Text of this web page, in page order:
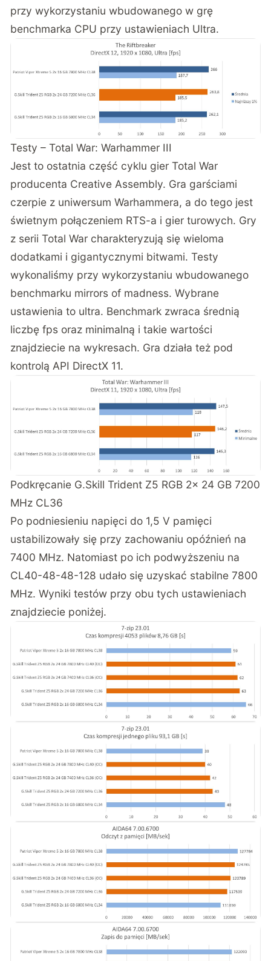
przy wykorzystaniu wbudowanego w grę
benchmarka CPU przy ustawieniach Ultra.
Testy – Total War: Warhammer III
Jest to ostatnia część cyklu gier Total War
producenta Creative Assembly. Gra garściami
czerpie z uniwersum Warhammera, a do tego jest
świetnym połączeniem RTS-a i gier turowych. Gry
z serii Total War charakteryzują się wieloma
dodatkami i gigantycznymi bitwami. Testy
wykonaliśmy przy wykorzystaniu wbudowanego
benchmarku mirrors of madness. Wybrane
ustawienia to ultra. Benchmark zwraca średnią
liczbę fps oraz minimalną i takie wartości
znajdziecie na wykresach. Gra działa też pod
kontrolą API DirectX 11.
Podkręcanie G.Skill Trident Z5 RGB 2x 24 GB 7200
MHz CL36
Po podniesieniu napięci do 1,5 V pamięci
ustabilizowały się przy zachowaniu opóźnień na
7400 MHz. Natomiast po ich podwyższeniu na
CL40-48-48-128 udało się uzyskać stabilne 7800
MHz. Wyniki testów przy obu tych ustawieniach
znajdziecie poniżej.